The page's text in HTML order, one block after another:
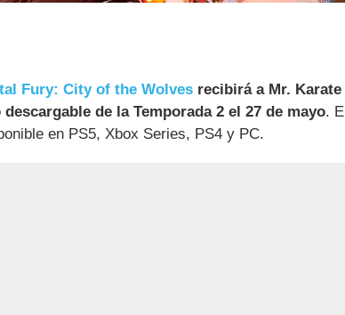
Fury: City of the Wolves recibirá a Mr. Karate
de la Temporada 2 el 27 de mayo. El
en PS5, Xbox Series, PS4 y PC.